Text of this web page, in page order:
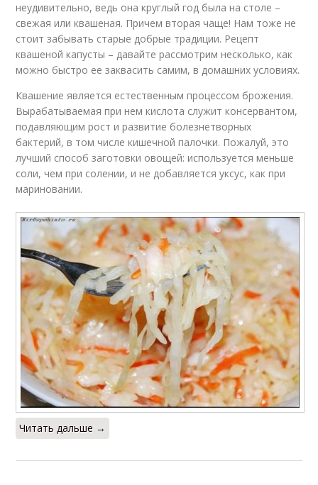
неудивительно, ведь она круглый год была на столе –
свежая или квашеная. Причем вторая чаще! Нам тоже не
стоит забывать старые добрые традиции. Рецепт
квашеной капусты – давайте рассмотрим несколько, как
можно быстро ее заквасить самим, в домашних условиях.
Квашение является естественным процессом брожения.
Вырабатываемая при нем кислота служит консервантом,
подавляющим рост и развитие болезнетворных
бактерий, в том числе кишечной палочки. Пожалуй, это
лучший способ заготовки овощей: используется меньше
соли, чем при солении, и не добавляется уксус, как при
мариновании.
Читать дальше →